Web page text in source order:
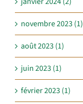
novembre 2023 (1)
août 2023 (1)
juin 2023 (1)
février 2023 (1)